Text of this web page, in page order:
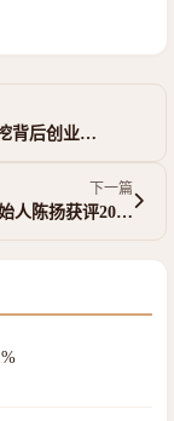
背后创业…
下一篇
人陈扬获评20…